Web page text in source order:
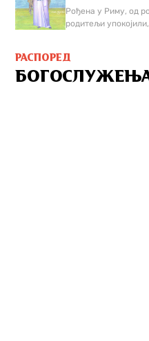
Рођена у Риму, од
родитељи
РАСПОРЕД